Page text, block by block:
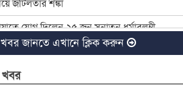
জটিলতার শঙ্কা
যোগ দিলেন ২৫ জন সনাতন ধর্মাবলম্বী
৩৩ লাখ টাকা বকেয়া, মামলার সুপারিশ
ইউপি চেয়ারম্যান টিপু সাময়িক বরখাস্ত
জানতে এখানে ক্লিক করুন